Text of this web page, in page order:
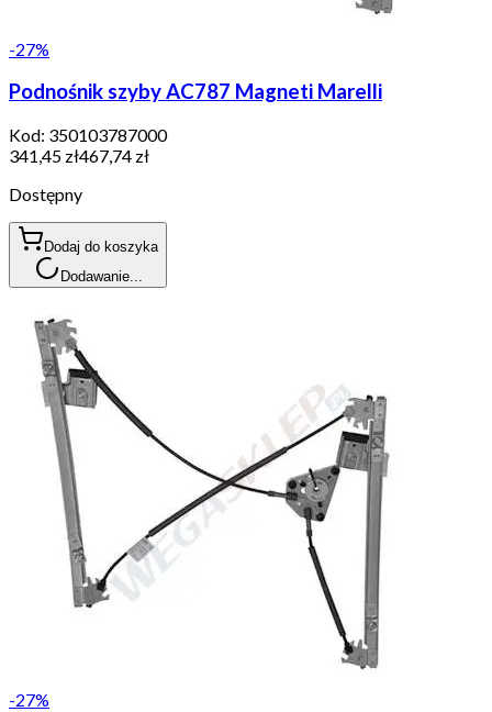
-27%
Podnośnik szyby AC787 Magneti Marelli
Kod: 350103787000
341,45 zł467,74 zł
Dostępny
Dodaj do koszyka
Dodawanie...
-27%